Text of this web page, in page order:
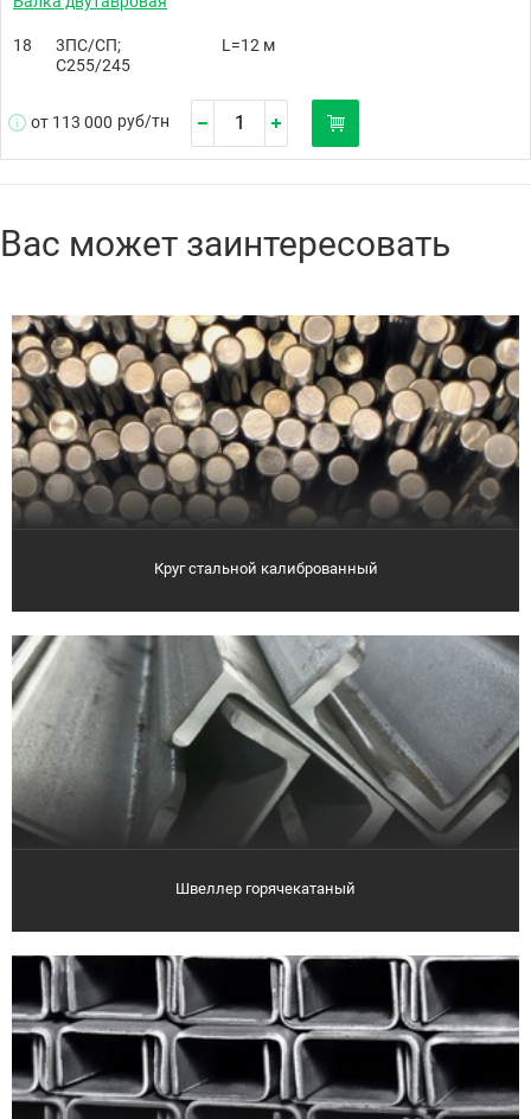
18
3ПС/СП;
С255/245
L=12 м
от 113 000 руб/тн
Вас может заинтересовать
Круг стальной калиброванный
Швеллер горячекатаный